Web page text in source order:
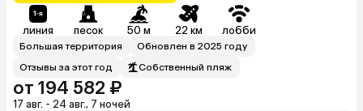
линия песок 50 м 22 км лобби
Большая территория
Обновлен в 2025 году
Отзывы за этот год
Собственный пляж
от 194 582 ₽
17 авг. - 24 авг., 7 ночей